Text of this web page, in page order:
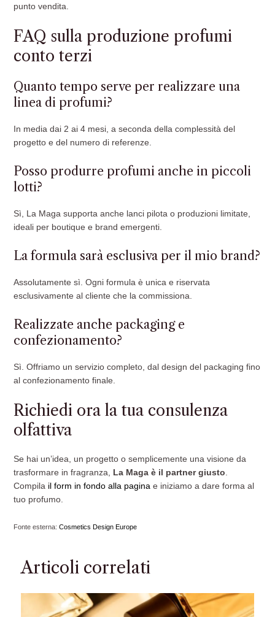
punto vendita.
FAQ sulla produzione profumi
conto terzi
Quanto tempo serve per realizzare una
linea di profumi?
In media dai 2 ai 4 mesi, a seconda della complessità del
progetto e del numero di referenze.
Posso produrre profumi anche in piccoli
lotti?
Sì, La Maga supporta anche lanci pilota o produzioni limitate,
ideali per boutique e brand emergenti.
La formula sarà esclusiva per il mio brand?
Assolutamente sì. Ogni formula è unica e riservata
esclusivamente al cliente che la commissiona.
Realizzate anche packaging e
confezionamento?
Sì. Offriamo un servizio completo, dal design del packaging fino
al confezionamento finale.
Richiedi ora la tua consulenza
olfattiva
Se hai un’idea, un progetto o semplicemente una visione da
trasformare in fragranza, La Maga è il partner giusto
Compila il form in fondo alla pagina e iniziamo a dare forma al
tuo profumo.
Fonte esterna:Cosmetics Design Europe
Articoli correlati